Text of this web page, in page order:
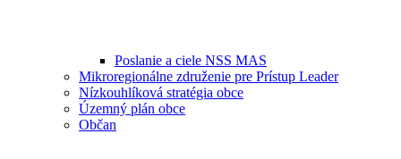
Poslanie a ciele NSS MAS
Mikroregionálne združenie pre Prístup Leader
Nízkouhlíková stratégia obce
Územný plán obce
Občan